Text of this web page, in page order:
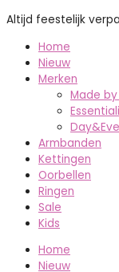
Altijd feestelijk
Home
Nieuw
Merken
Made
Day&Eve
Armbanden
Kettingen
Oorbellen
Ringen
Sale
Kids
Home
Nieuw